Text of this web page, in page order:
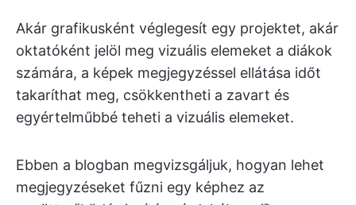
Akár grafikusként véglegesít egy projektet, akár
oktatóként jelöl meg vizuális elemeket a diákok
számára, a képek megjegyzéssel ellátása időt
takaríthat meg, csökkentheti a zavart és
egyértelműbbé teheti a vizuális elemeket.
Ebben a blogban megvizsgáljuk, hogyan lehet
megjegyzéseket fűzni egy képhez az